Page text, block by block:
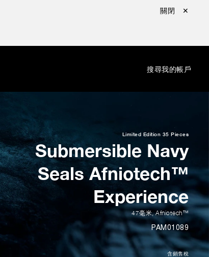
關閉 ✕
搜尋我的帳戶
Limited Edition 35 Pieces
Submersible Navy
Seals Afniotech™
Experience
47毫米,Afniotech™
PAM01089
含銷售稅